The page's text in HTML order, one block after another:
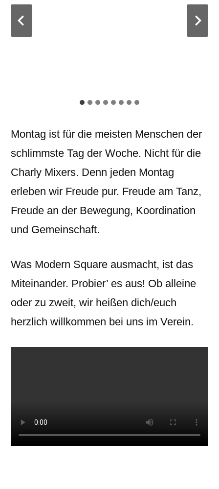
Montag ist für die meisten Menschen der
schlimmste Tag der Woche. Nicht für die
Charly Mixers. Denn jeden Montag
erleben wir Freude pur. Freude am Tanz,
Freude an der Bewegung, Koordination
und Gemeinschaft.
Was Modern Square ausmacht, ist das
Miteinander. Probier’ es aus! Ob alleine
oder zu zweit, wir heißen dich/euch
herzlich willkommen bei uns im Verein.